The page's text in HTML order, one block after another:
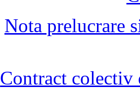
Nota prelucrare
Contract colectiv